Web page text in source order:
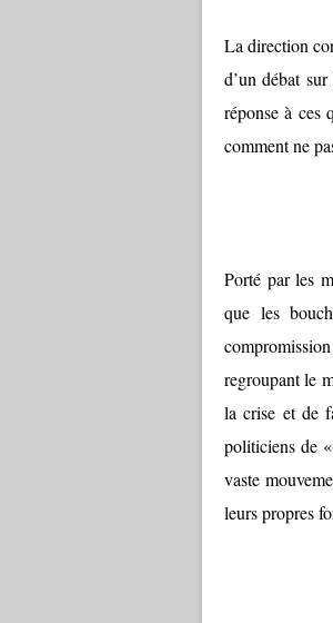
La direction
d’un débat
réponse à ces
comment ne
Porté par les
que les
regroupant le
la crise et de
politiciens de
vaste
leurs propres